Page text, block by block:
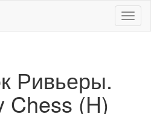
Ривьеры.
Chess (H)